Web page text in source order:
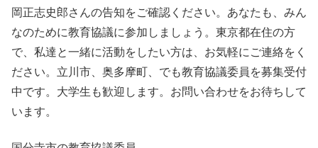
岡正志史郎さんの告知をご確認ください。あなたも、みん
なのために教育協議に参加しましょう。東京都在住の方
で、私達と一緒に活動をしたい方は、お気軽にご連絡をく
ださい。立川市、奥多摩町、でも教育協議委員を募集受付
中です。大学生も歓迎します。お問い合わせをお待ちして
います。